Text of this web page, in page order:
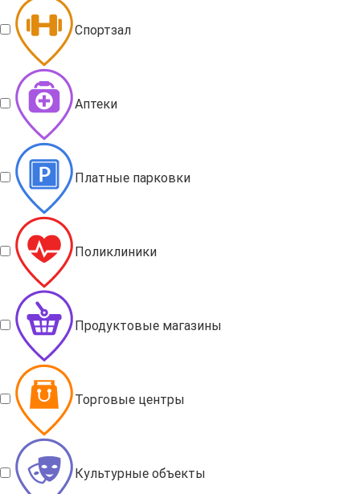
Спортзал
Аптеки
Платные парковки
Поликлиники
Продуктовые магазины
Торговые центры
Культурные объекты